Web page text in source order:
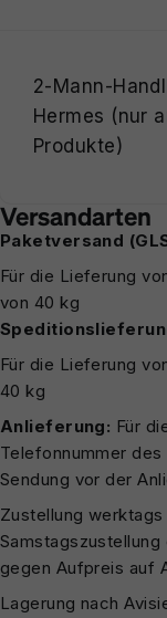
2-Mann-
Hermes (nur
Produkte)
Versandarten
Paketversand
Für die Lieferung
von 40 kg
Für die Lieferung
40 kg
Anlieferung: Für
Telefonnummer
Sendung vor der
Zustellung werktags
gegen Aufpreis auf
Lagerung nach